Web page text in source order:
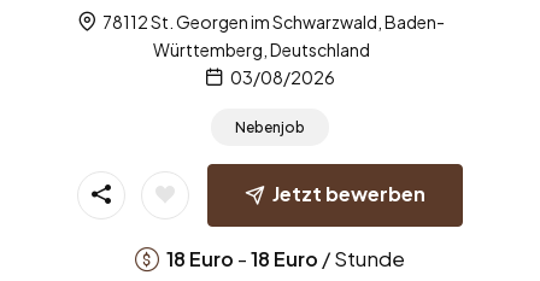
78112 St. Georgen im Schwarzwald, Baden-
Württemberg, Deutschland
03/08/2026
Nebenjob
Jetzt bewerben
18 Euro -18 Euro / Stunde